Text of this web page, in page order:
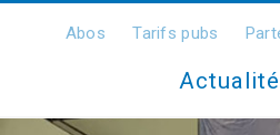
Abos Tarifs pubs
Actualité